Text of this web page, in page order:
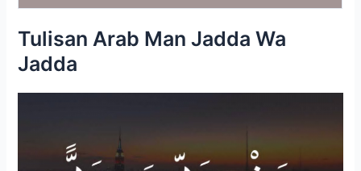
wa jada dengan tulisan Indonesia, maka nggak ada
salahnya buat nyoba yang tulisan versi aslinya loh.